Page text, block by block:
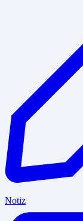
Notiz